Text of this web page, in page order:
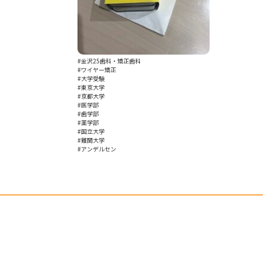
#金沢25歯科・矯正歯科
#ワイヤー矯正
#大学受験
#東京大学
#京都大学
#医学部
#歯学部
#薬学部
#国立大学
#難関大学
#アンデルセン